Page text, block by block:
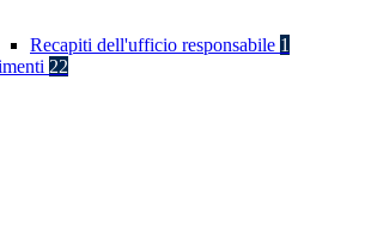
Recapiti dell'ufficio responsabile 1
22